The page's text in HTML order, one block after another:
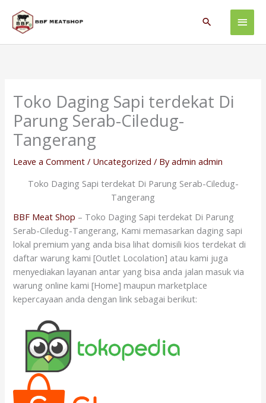
content
Main
Search
Toko Daging Sapi terdekat Di
Parung Serab-Ciledug-
Tangerang
Leave a Comment / Uncategorized / Byadmin admin
Toko Daging Sapi terdekat Di Parung Serab-Ciledug-
Tangerang
BBF Meat Shop – Toko Daging Sapi terdekat Di Parung
Serab-Ciledug-Tangerang, Kami memasarkan daging sapi
lokal premium yang anda bisa lihat domisili kios terdekat di
daftar warung kami [Outlet Locolation] atau kami juga
menyediakan layanan antar yang bisa anda jalan masuk via
warung online kami [Home] maupun marketplace
kepercayaan anda dengan link sebagai berikut: